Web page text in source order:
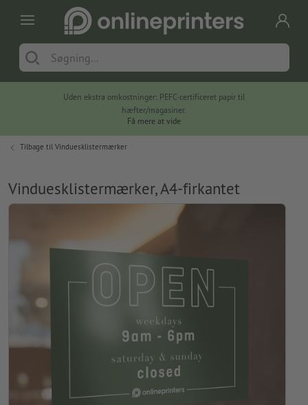
Uden ekstra omkostninger: PEFC-certificeret papir til
hæfter/magasiner.
Få mere at vide
Tilbage til Vinduesklistermærker
Vinduesklistermærker, A4-firkantet